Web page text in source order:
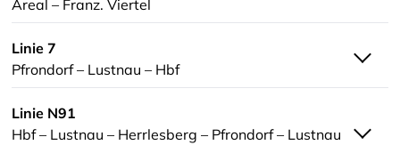
Areal – Franz. Viertel
Linie 7
Pfrondorf – Lustnau – Hbf
Linie N91
Hbf – Lustnau – Herrlesberg – Pfrondorf – Lustnau